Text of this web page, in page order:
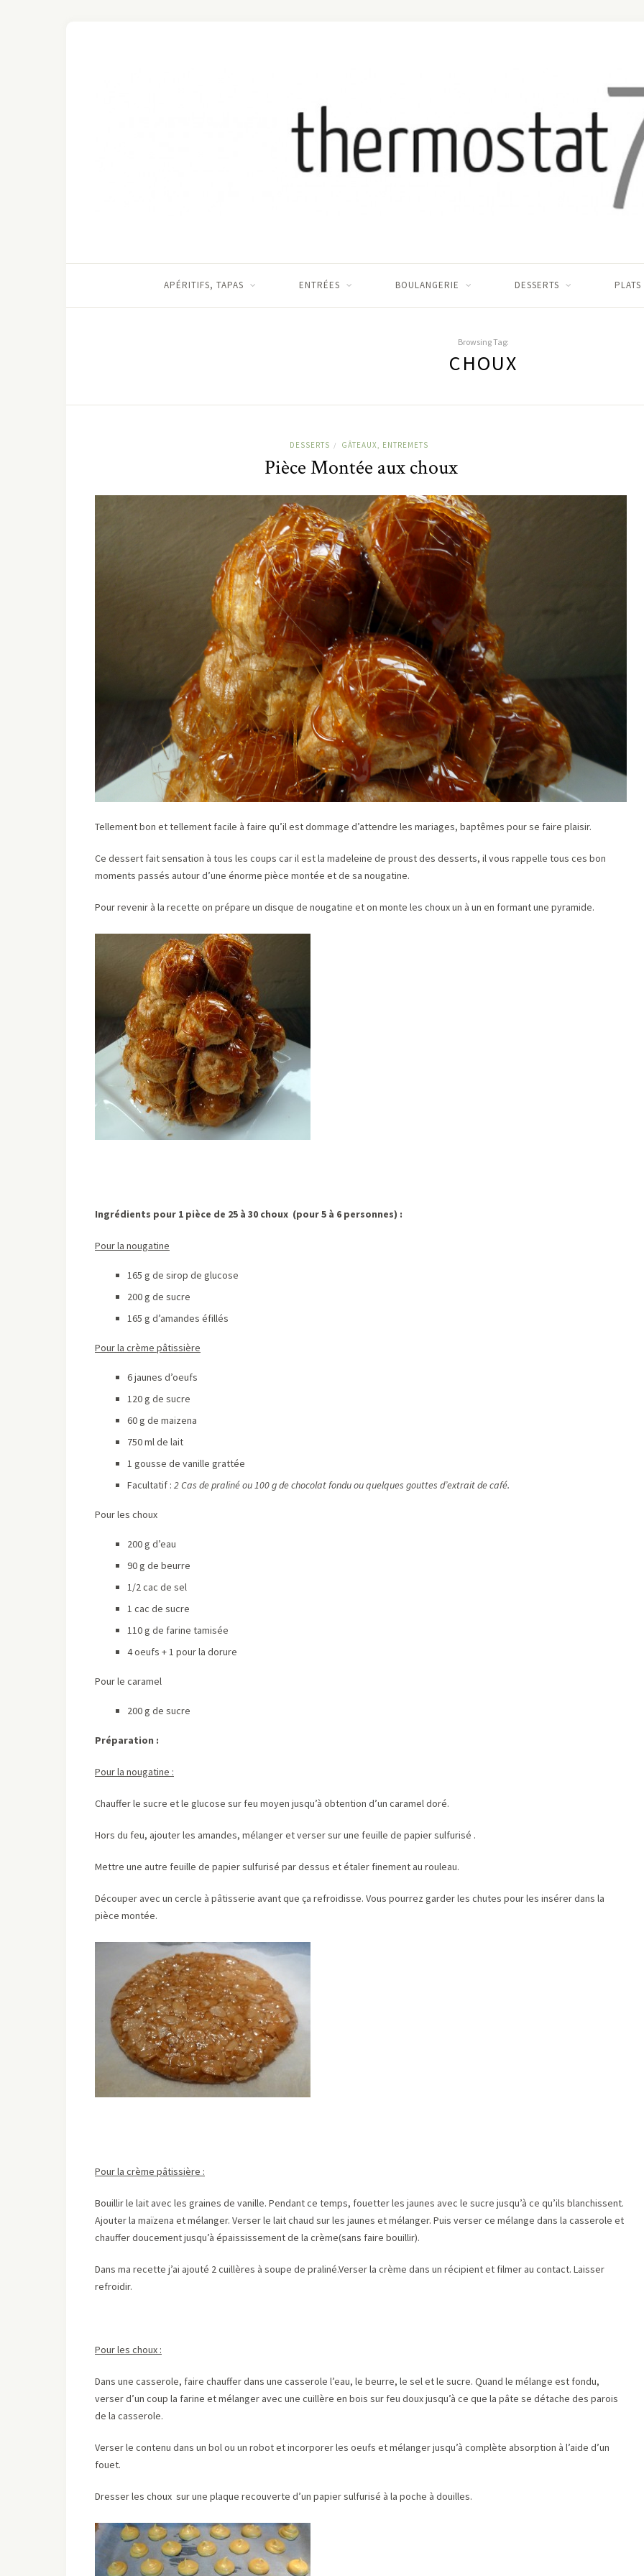
APÉRITIFS, TAPAS ENTRÉES BOULANGERIE DESSERTS
Browsing Tag:
CHOUX
DESSERTS / GÂTEAUX, ENTREMETS
Pièce Montée aux choux
Tellement bon et tellement facile à faire qu’il est dommage d’attendre les mariages, baptêmes pour se faire plaisir.
Ce dessert fait sensation à tous les coups car il est la madeleine de proust des desserts, il vous rappelle tous ces bon
moments passés autour d’une énorme pièce montée et de sa nougatine.
Pour revenir à la recette on prépare un disque de nougatine et on monte les choux un à un en formant une pyramide.
Ingrédients pour 1 pièce de 25 à 30 choux (pour 5 à 6 personnes) :
Pour la nougatine
165 g de sirop de glucose
200 g de sucre
165 g d’amandes éfillés
Pour la crème pâtissière
6 jaunes d’oeufs
120 g de sucre
60 g de maizena
750 ml de lait
1 gousse de vanille grattée
Facultatif : 2 Cas de praliné ou 100 g de chocolat fondu ou quelques gouttes d’extrait de café.
Pour les choux
200 g d’eau
90 g de beurre
1/2 cac de sel
1 cac de sucre
110 g de farine tamisée
4 oeufs + 1 pour la dorure
Pour le caramel
200 g de sucre
Préparation :
Pour la nougatine :
Chauffer le sucre et le glucose sur feu moyen jusqu’à obtention d’un caramel doré.
Hors du feu, ajouter les amandes, mélanger et verser sur une feuille de papier sulfurisé .
Mettre une autre feuille de papier sulfurisé par dessus et étaler finement au rouleau.
Découper avec un cercle à pâtisserie avant que ça refroidisse. Vous pourrez garder les chutes pour les insérer dans la
pièce montée.
Pour la crème pâtissière :
Bouillir le lait avec les graines de vanille. Pendant ce temps, fouetter les jaunes avec le sucre jusqu’à ce qu’ils blanchissent.
Ajouter la maïzena et mélanger. Verser le lait chaud sur les jaunes et mélanger. Puis verser ce mélange dans la casserole et
chauffer doucement jusqu’à épaississement de la crème(sans faire bouillir).
Dans ma recette j’ai ajouté 2 cuillères à soupe de praliné.Verser la crème dans un récipient et filmer au contact. Laisser
refroidir.
Pour les choux :
Dans une casserole, faire chauffer dans une casserole l’eau, le beurre, le sel et le sucre. Quand le mélange est fondu,
verser d’un coup la farine et mélanger avec une cuillère en bois sur feu doux jusqu’à ce que la pâte se détache des parois
de la casserole.
Verser le contenu dans un bol ou un robot et incorporer les oeufs et mélanger jusqu’à complète absorption à l’aide d’un
fouet.
Dresser les choux sur une plaque recouverte d’un papier sulfurisé à la poche à douilles.